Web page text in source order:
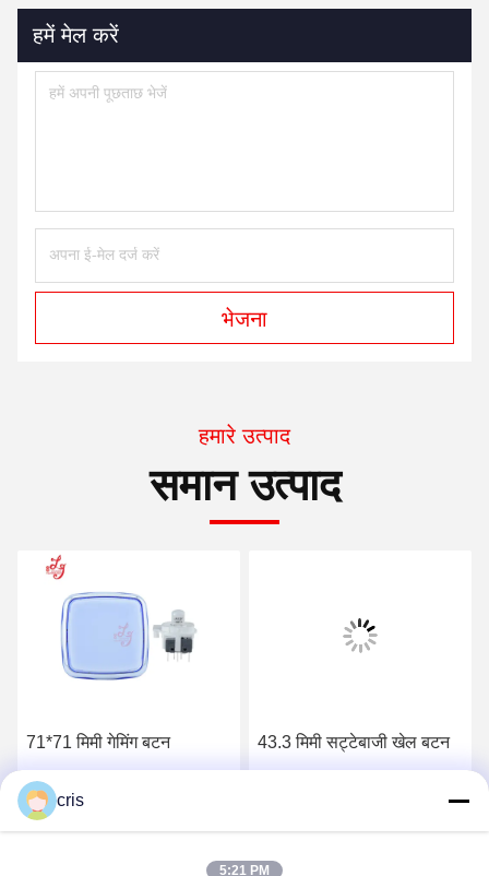
हमें मेल करें
भेजना
हमारे उत्पाद
समान उत्पाद
71*71 मिमी गेमिंग बटन 43.3 मिमी सट्टेबाजी खेल बटन
cris
5:21 PM